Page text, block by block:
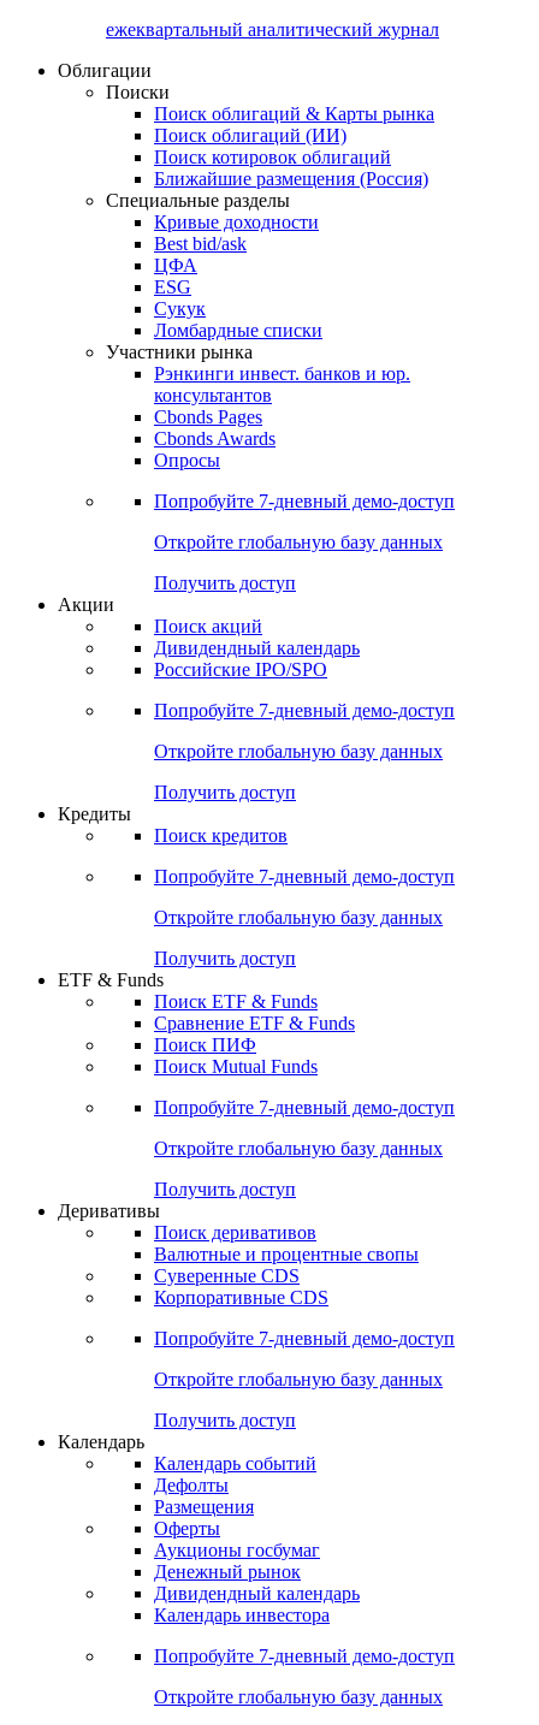
ежеквартальный аналитический журнал
Облигации
Поиски
Поиск облигаций & Карты рынка
Поиск облигаций (ИИ)
Поиск котировок облигаций
Ближайшие размещения (Россия)
Специальные разделы
Кривые доходности
Best bid/ask
ЦФА
ESG
Сукук
Ломбардные списки
Участники рынка
Рэнкинги инвест. банков и юр.
консультантов
Cbonds Pages
Cbonds Awards
Опросы
Попробуйте 7-дневный демо-доступ
Откройте глобальную базу данных
Получить доступ
Акции
Поиск акций
Дивидендный календарь
Российские IPO/SPO
Попробуйте 7-дневный демо-доступ
Откройте глобальную базу данных
Получить доступ
Кредиты
Поиск кредитов
Попробуйте 7-дневный демо-доступ
Откройте глобальную базу данных
Получить доступ
ETF & Funds
Поиск ETF & Funds
Сравнение ETF & Funds
Поиск ПИФ
Поиск Mutual Funds
Попробуйте 7-дневный демо-доступ
Откройте глобальную базу данных
Получить доступ
Деривативы
Поиск деривативов
Валютные и процентные свопы
Суверенные CDS
Корпоративные CDS
Попробуйте 7-дневный демо-доступ
Откройте глобальную базу данных
Получить доступ
Календарь
Календарь событий
Дефолты
Размещения
Оферты
Аукционы госбумаг
Денежный рынок
Дивидендный календарь
Календарь инвестора
Попробуйте 7-дневный демо-доступ
Откройте глобальную базу данных